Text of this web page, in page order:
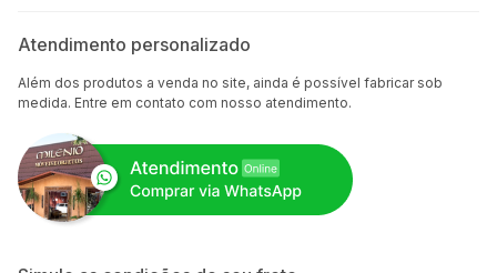
Atendimento personalizado
Além dos produtos a venda no site, ainda é possível fabricar sob
medida. Entre em contato com nosso atendimento.